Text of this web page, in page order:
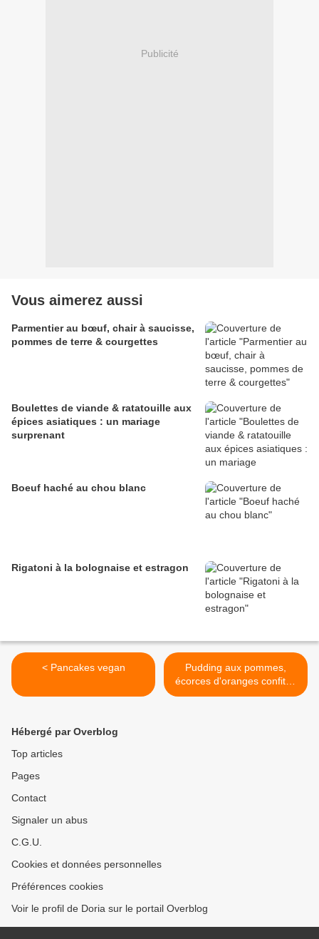
Publicité
Vous aimerez aussi
Parmentier au bœuf, chair à saucisse,
pommes de terre & courgettes
Boulettes de viande & ratatouille aux
épices asiatiques : un mariage
surprenant
Boeuf haché au chou blanc
Rigatoni à la bolognaise et estragon
< Pancakes vegan
Pudding aux pommes,
écorces d'oranges confites
et Rhum >
Hébergé par Overblog
Top articles
Pages
Contact
Signaler un abus
C.G.U.
Cookies et données personnelles
Préférences cookies
Voir le profil de Doria sur le portail Overblog